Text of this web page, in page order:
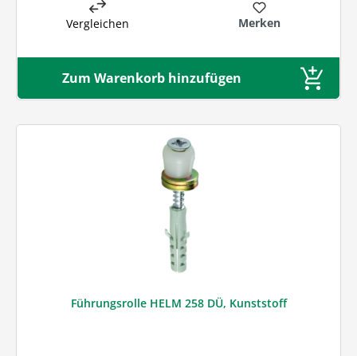
Vergleichen Merken
Zum Warenkorb hinzufügen
Führungsrolle HELM 258 DÜ, Kunststoff